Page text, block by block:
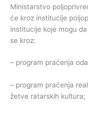
Ministarstvo
će kroz institucije
institucije koje mogu
se kroz:
– program praćenja
– program praćenja
žetve ratarskih kultura;